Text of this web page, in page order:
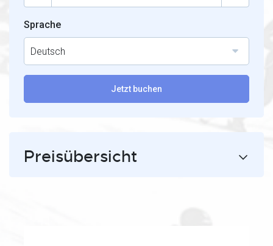
Sprache
Deutsch
Jetzt buchen
Preisübersicht